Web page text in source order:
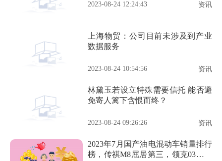
2023-08-24 12:24:43 资讯
上海物贸：公司目前未涉及到产业
数据服务
2023-08-24 10:54:56 资讯
林黛玉若设立特殊需要信托 能否避
免寄人篱下含恨而终？
2023-08-24 09:26:26 资讯
2023年7月国产油电混动车销量排行
榜，传祺M8屈居第三，领克03成最